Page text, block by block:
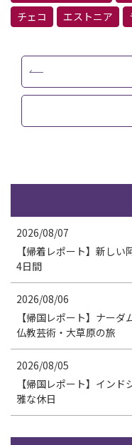
チェコ エストニア
2026/08/07
【帰着レポート】新し
4日間
2026/08/06
【帰国レポート】ナー
仏教芸術・大草原の旅
2026/08/05
【帰国レポート】イン
雅な休日